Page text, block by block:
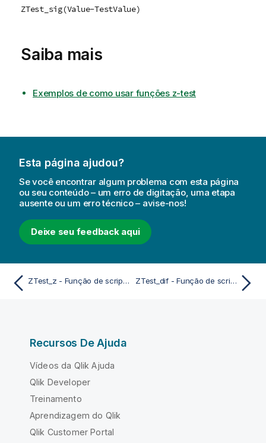
ZTest_sig(Value-TestValue)
Saiba mais
Exemplos de como usar funções z-test
Esta página ajudou?
Se você encontrar algum problema com esta página
ou seu conteúdo – um erro de digitação, uma etapa
ausente ou um erro técnico – avise-nos!
Deixe seu feedback aqui
ZTest_z - Função de script e de gráfico ZTest_dif - Função de script e de gráfico
Recursos De Ajuda
Vídeos da Qlik Ajuda
Qlik Developer
Treinamento
Aprendizagem do Qlik
Qlik Customer Portal